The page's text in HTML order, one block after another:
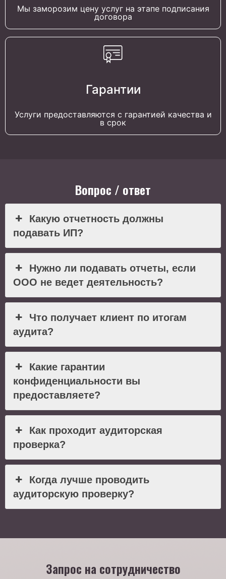
Мы заморозим цену услуг на этапе подписания
договора
Гарантии
Услуги предоставляются с гарантией качества и
в срок
Вопрос / ответ
Какую отчетность должны
подавать ИП?
Нужно ли подавать отчеты, если
ООО не ведет деятельность?
Что получает клиент по итогам
аудита?
Какие гарантии
конфиденциальности вы
предоставляете?
Как проходит аудиторская
проверка?
Когда лучше проводить
аудиторскую проверку?
Запрос на сотрудничество